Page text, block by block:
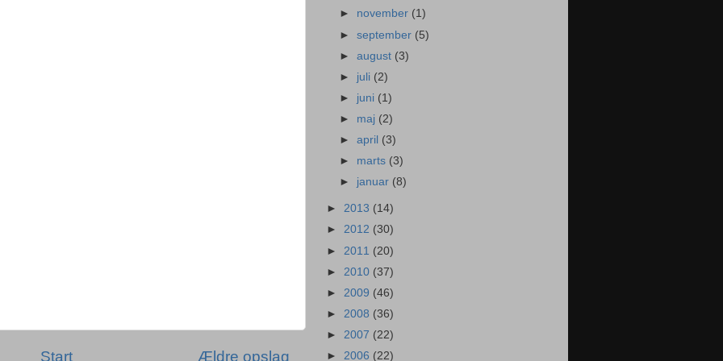
Ældre opslag
Start
► november (1)
►september (5)
►august (3)
► juli (2)
► juni (1)
► maj (2)
►april (3)
► marts (3)
► januar (8)
► 2013 (14)
► 2012 (30)
► 2011 (20)
► 2010 (37)
► 2009 (46)
► 2008 (36)
► 2007 (22)
► 2006 (22)